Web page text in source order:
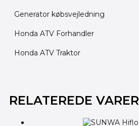
Generator købsvejledning
Honda ATV Forhandler
Honda ATV Traktor
RELATEREDE VARER